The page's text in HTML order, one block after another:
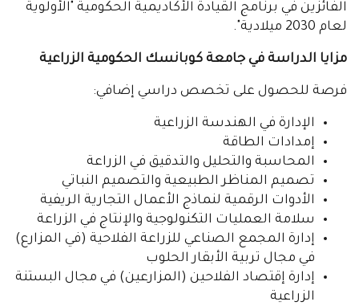
الفائزين في برنامج القيادة الأكاديمية الحكومية "الأولوية
لعام 2030 ميلادية".
مزايا الدراسة في جامعة كوبانسك الحكومية الزراعية
فرصة للحصول على تخصص دراسي إضافي:
الإدارة في الهندسة الزراعية
إمدادات الطاقة
المحاسبة والتحليل والتدقيق في الزراعة
تصميم المناظر الطبيعية والتصميم النباتي
الأدوات الرقمية لنماذج الأعمال التجارية الريفية
سلامة العمليات التكنولوجية والإنتاج في الزراعة
إدارة المجمع الصناعي للزراعة الفلاحية (في المزارع)
في مجال تربية الأبقار الحلوب
إدارة إقتصاد الفلاحين (المزارعين) في مجال البستنة
الزراعية